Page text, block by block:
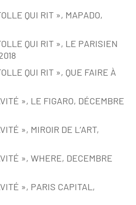
QUI RIT », MAPADO,
QUI RIT », LE PARISIEN
QUI RIT », QUE FAIRE À
», LE FIGARO, DÉCEMBRE
», MIROIR DE L’ART,
», WHERE, DECEMBRE
», PARIS CAPITAL,